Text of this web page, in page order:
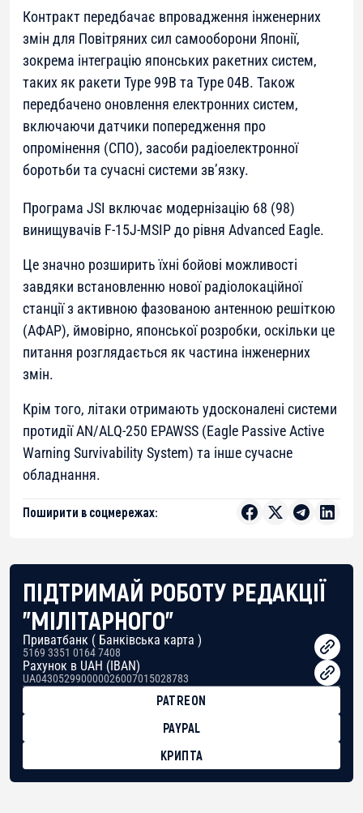
Контракт передбачає впровадження інженерних
змін для Повітряних сил самооборони Японії,
зокрема інтеграцію японських ракетних систем,
таких як ракети Type 99B та Type 04B. Також
передбачено оновлення електронних систем,
включаючи датчики попередження про
опромінення (СПО), засоби радіоелектронної
боротьби та сучасні системи зв’язку.
Програма JSI включає модернізацію 68 (98)
винищувачів F-15J-MSIP до рівня Advanced Eagle.
Це значно розширить їхні бойові можливості
завдяки встановленню нової радіолокаційної
станції з активною фазованою антенною решіткою
(АФАР), ймовірно, японської розробки, оскільки це
питання розглядається як частина інженерних
змін.
Крім того, літаки отримають удосконалені системи
протидії AN/ALQ-250 EPAWSS (Eagle Passive Active
Warning Survivability System) та інше сучасне
обладнання.
Поширити в соцмережах:
ПІДТРИМАЙ РОБОТУ РЕДАКЦІЇ
"МІЛІТАРНОГО"
Приватбанк ( Банківська карта )
5169 3351 0164 7408
Рахунок в UAH (IBAN)
UA043052990000026007015028783
PATREON
PAYPAL
КРИПТА